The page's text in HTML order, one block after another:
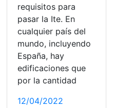
requisitos para
pasar la Ite. En
cualquier país del
mundo, incluyendo
España, hay
edificaciones que
por la cantidad
12/04/2022